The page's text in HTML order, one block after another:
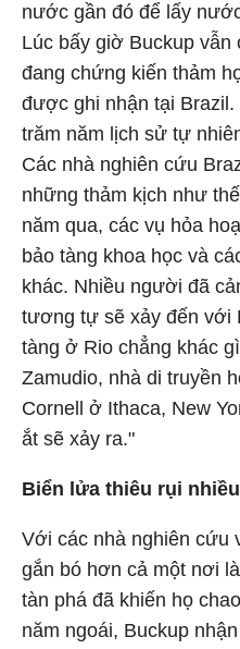
nước gần đó để lấy
Lúc bấy giờ Buckup vẫn
đang chứng kiến thảm
được ghi nhận tại
trăm năm lịch sử tự
Các nhà nghiên cứu
những thảm kịch như
năm qua, các vụ hỏa
bảo tàng khoa học và
khác. Nhiều người đã
tương tự sẽ xảy đến với
tàng ở Rio chẳng khác
Zamudio, nhà di truyền
Cornell ở Ithaca, New
ắt sẽ xảy ra."
Biển lửa thiêu rụi
Với các nhà nghiên cứu
gắn bó hơn cả một nơi
tàn phá đã khiến họ
năm ngoái, Buckup